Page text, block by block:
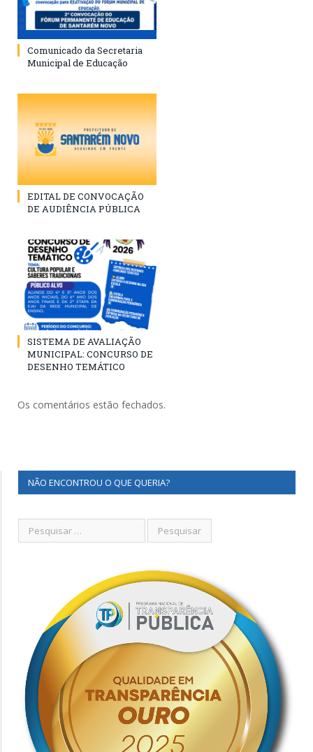
Comunicado da Secretaria
Municipal de Educação
EDITAL DE CONVOCAÇÃO
DE AUDIÊNCIA PÚBLICA
SISTEMA DE AVALIAÇÃO
MUNICIPAL: CONCURSO DE
DESENHO TEMÁTICO
Os comentários estão fechados.
NÃO ENCONTROU O QUE QUERIA?